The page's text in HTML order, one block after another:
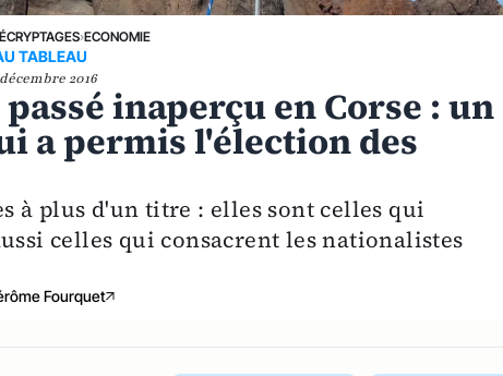
›ECONOMIE
TABLEAU
décembre 2016
inaperçu en Corse : un
a permis l'élection des
à plus d'un titre : elles sont celles qui
celles qui consacrent les nationalistes
Fourquet